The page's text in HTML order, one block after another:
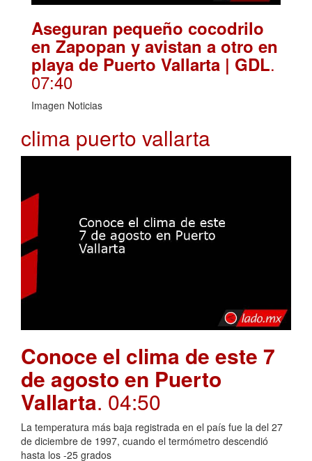
Aseguran pequeño cocodrilo
en Zapopan y avistan a otro en
playa de Puerto Vallarta | GDL.
07:40
Imagen Noticias
clima puerto vallarta
Conoce el clima de este 7
de agosto en Puerto
Vallarta. 04:50
La temperatura más baja registrada en el país fue la del 27
de diciembre de 1997, cuando el termómetro descendió
hasta los -25 grados